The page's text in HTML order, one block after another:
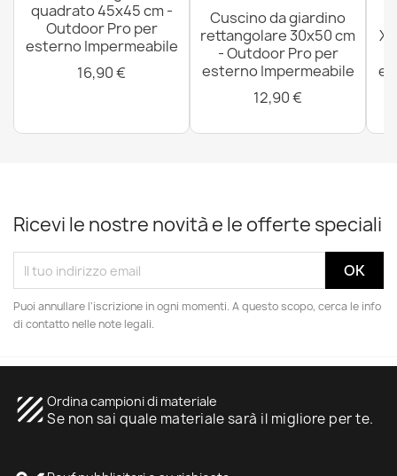
Lenzuolo senza angoli in cotone 120x200 cm
quadrato 45x45 cm -
Outdoor Pro per
esterno Impermeabile
16,90 €
Cuscino da giardino
rettangolare 30x50 cm
- Outdoor Pro per
esterno Impermeabile
12,90 €
Ricevi le nostre novità e le offerte speciali
Puoi annullare l'iscrizione in ogni momenti. A questo scopo, cerca le info
di contatto nelle note legali.
texture Ordina campioni di materiale
Se non sai quale materiale sarà il migliore per te.